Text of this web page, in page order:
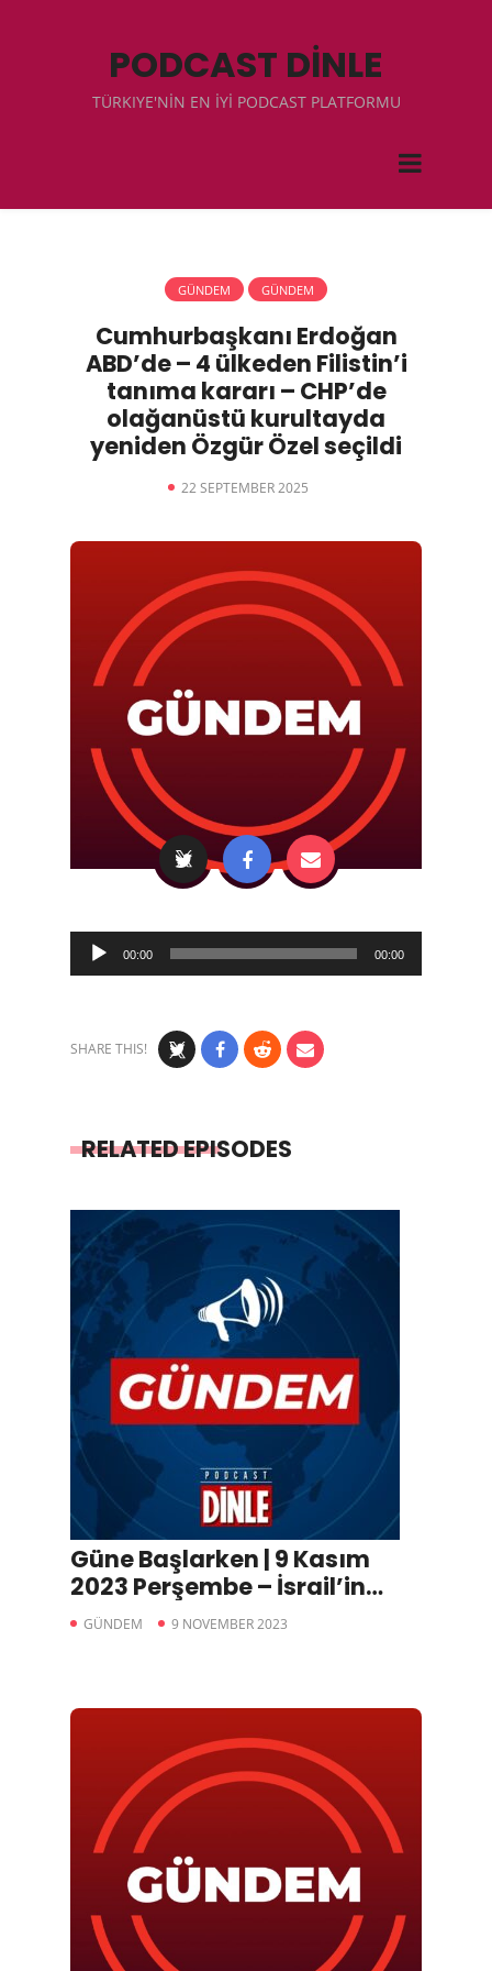
PODCAST DİNLE
TÜRKIYE'NİN EN İYİ PODCAST PLATFORMU
GÜNDEM GÜNDEM
Cumhurbaşkanı Erdoğan
ABD’de – 4 ülkeden Filistin’i
tanıma kararı – CHP’de
olağanüstü kurultayda
yeniden Özgür Özel seçildi
22 SEPTEMBER 2025
Audio
Player
00:00 00:00
SHARE THIS!
RELATED EPISODES
Güne Başlarken | 9 Kasım
2023 Perşembe – İsrail’in
Gazze’ye Başlattığı Savaş 33.
Yargıda Can Atalay Krizi,
Galatasaray Bayern’e 2-0
Mağlup oldu
GÜNDEM 9 NOVEMBER 2023